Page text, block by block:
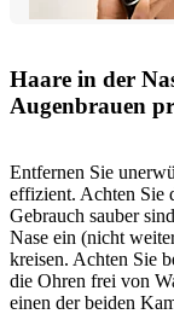
Haare in der
Augenbrauen
Entfernen Sie
effizient. Achten Sie
Gebrauch sauber
Nase ein (nicht
kreisen. Achten Sie
die Ohren frei von
einen der beiden